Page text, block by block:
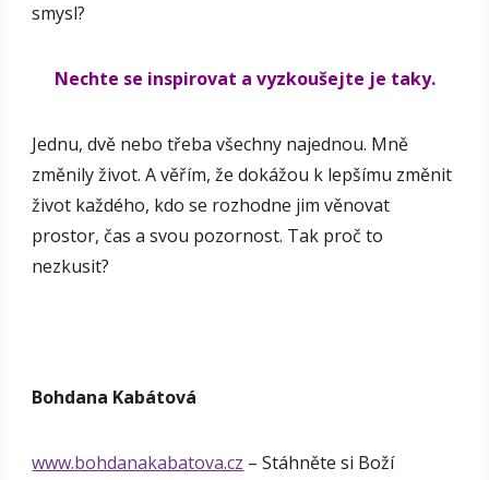
smysl?
Nechte se inspirovat a vyzkoušejte je taky.
Jednu, dvě nebo třeba všechny najednou. Mně
změnily život. A věřím, že dokážou k lepšímu změnit
život každého, kdo se rozhodne jim věnovat
prostor, čas a svou pozornost. Tak proč to
nezkusit?
Bohdana Kabátová
www.bohdanakabatova.cz – Stáhněte si Boží